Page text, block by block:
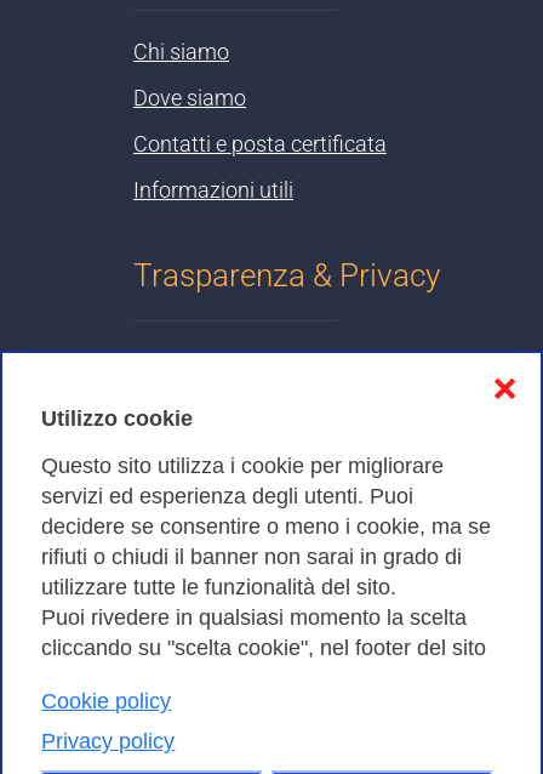
Utilizzo cookie
Questo sito utilizza i cookie per migliorare
servizi ed esperienza degli utenti. Puoi
decidere se consentire o meno i cookie, ma se
rifiuti o chiudi il banner non sarai in grado di
utilizzare tutte le funzionalità del sito.
Puoi rivedere in qualsiasi momento la scelta
cliccando su "scelta cookie", nel footer del sito
Cookie policy
Privacy policy
❌
Chi siamo
Dove siamo
Contatti e posta certificata
Informazioni utili
Trasparenza & Privacy
Cookies Policy
Amministrazione trasparente
Bandi di Gara
Consortium GARR - Via dei Tizii, 6 - 00185 Roma | Tel.
| CF 97284570583 – PI 07577141000 | Codice
Destinatario 7EU9KEU |